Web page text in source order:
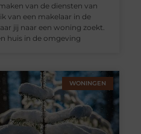
van de diensten van
van een makelaar in de
jij naar een woning zoekt.
huis in de omgeving
WONINGEN